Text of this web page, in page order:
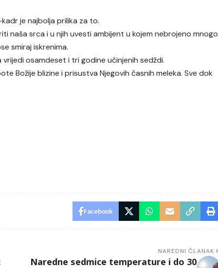
je najbolja prilika za to.
naša srca i u njih uvesti ambijent u kojem nebrojeno mnogo
smiraj iskrenima.
osamdeset i tri godine učinjenih sedždi.
Božije blizine i prisustva Njegovih časnih meleka. Sve dok
Facebook
NAREDNI ČLANAK
Naredne sedmice temperature i do 30